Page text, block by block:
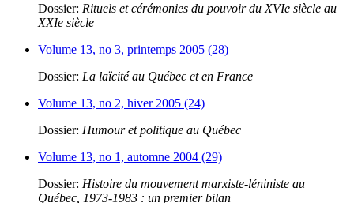
Dossier: Rituels et cérémonies du pouvoir du XVIe siècle au
XXIe siècle
Volume 13, no 3, printemps 2005 (28)
Dossier: La laïcité au Québec et en France
Volume 13, no 2, hiver 2005 (24)
Dossier: Humour et politique au Québec
Volume 13, no 1, automne 2004 (29)
Dossier: Histoire du mouvement marxiste-léniniste au
Québec, 1973-1983 : un premier bilan